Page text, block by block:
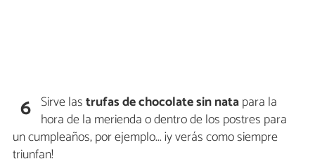
6 Sirve lastrufas de chocolate sin natapara la
hora de la merienda o dentro de los postres para
un cumpleaños, por ejemplo... ¡y verás como siempre
triunfan!